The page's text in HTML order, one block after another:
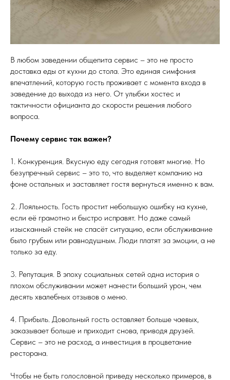
В любом заведении общепита сервис – это не просто
доставка еды от кухни до стола. Это единая симфония
впечатлений, которую гость проживает с момента входа в
заведение до выхода из него. От улыбки хостес и
тактичности официанта до скорости решения любого
вопроса.
Почему сервис так важен?
1. Конкуренция. Вкусную еду сегодня готовят многие. Но
безупречный сервис – это то, что выделяет компанию на
фоне остальных и заставляет гостя вернуться именно к вам.
2. Лояльность. Гость простит небольшую ошибку на кухне,
если её грамотно и быстро исправят. Но даже самый
изысканный стейк не спасёт ситуацию, если обслуживание
было грубым или равнодушным. Люди платят за эмоции, а не
только за еду.
3. Репутация. В эпоху социальных сетей одна история о
плохом обслуживании может нанести больший урон, чем
десять хвалебных отзывов о меню.
4. Прибыль. Довольный гость оставляет больше чаевых,
заказывает больше и приходит снова, приводя друзей.
Сервис – это не расход, а инвестиция в процветание
ресторана.
Чтобы не быть голословной приведу несколько примеров, в